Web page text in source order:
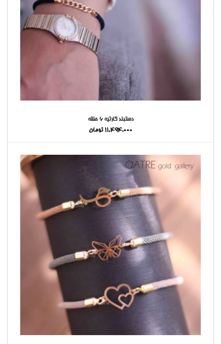
دستبند کارتیه ۶ حلقه
11,494,000 تومان